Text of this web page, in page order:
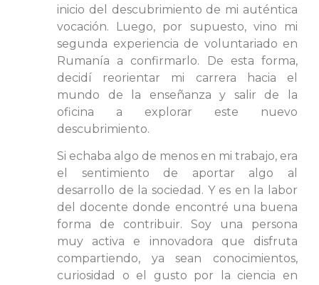
inicio del descubrimiento de mi auténtica
vocación. Luego, por supuesto, vino mi
segunda experiencia de voluntariado en
Rumanía a confirmarlo. De esta forma,
decidí reorientar mi carrera hacia el
mundo de la enseñanza y salir de la
oficina a explorar este nuevo
descubrimiento.
Si echaba algo de menos en mi trabajo, era
el sentimiento de aportar algo al
desarrollo de la sociedad. Y es en la labor
del docente donde encontré una buena
forma de contribuir. Soy una persona
muy activa e innovadora que disfruta
compartiendo, ya sean conocimientos,
curiosidad o el gusto por la ciencia en